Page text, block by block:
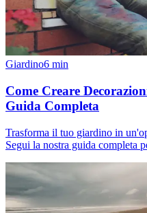
Giardino6 min
Come Creare
Guida Completa
Trasforma il tuo giardino in
Segui la nostra guida completa